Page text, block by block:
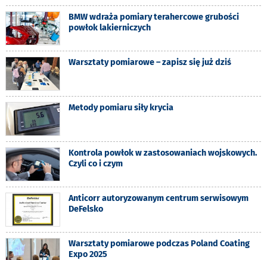
BMW wdraża pomiary terahercowe grubości
powłok lakierniczych
Warsztaty pomiarowe – zapisz się już dziś
Metody pomiaru siły krycia
Kontrola powłok w zastosowaniach wojskowych.
Czyli co i czym
Anticorr autoryzowanym centrum serwisowym
DeFelsko
Warsztaty pomiarowe podczas Poland Coating
Expo 2025